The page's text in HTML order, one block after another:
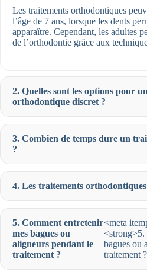
Les traitements orthodontiques
l’âge de 7 ans, lorsque les dents
apparaître. Cependant, les adultes
de l’orthodontie grâce aux
2. Quelles sont les options pour
orthodontique discret ?
3. Combien de temps dure un
?
4. Les traitements
5. Comment entretenir
mes bagues ou
aligneurs pendant le
traitement ?
<meta
<strong>5.
bagues ou
traitement ?